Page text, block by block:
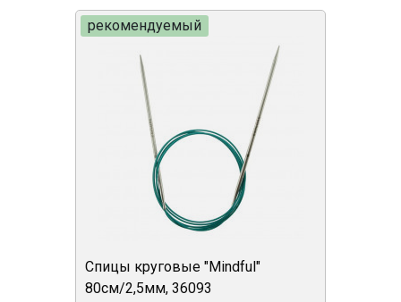
Спицы круговые "Mindful"
80см/2,5мм, 36093
рекомендуемый